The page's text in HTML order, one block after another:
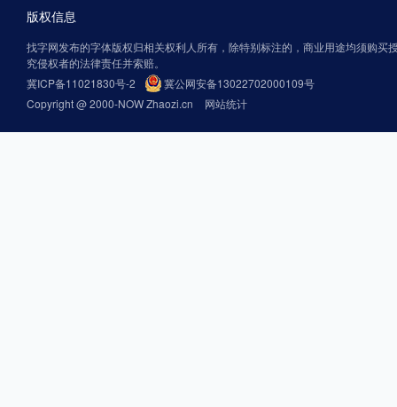
版权信息
找字网发布的字体版权归相关权利人所有，除特别标注的，商业用途均须购买
究侵权者的法律责任并索赔。
冀ICP备11021830号-2
冀公网安备13022702000109号
Copyright @ 2000-NOW Zhaozi.cn
网站统计